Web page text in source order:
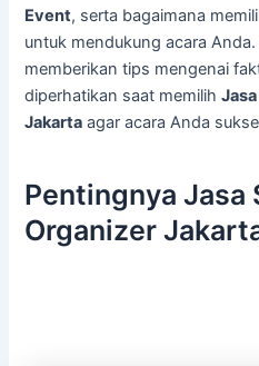
Event, serta bagaimana
untuk mendukung acara
memberikan tips mengenai
diperhatikan saat memilih
Jakarta agar acara Anda
Pentingnya Jasa
Organizer